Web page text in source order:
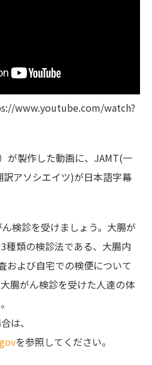
www.youtube.com/watch?
が製作した動画に、JAMT(一
アソシエイツ)が日本語字幕
検診を受けましょう。大腸が
種類­の検診法である、大腸内
および自宅での検便について
腸がん検診を受けた人達の体
は、
を参照してください。